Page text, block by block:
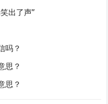
出了声”
吗？
思？
思？